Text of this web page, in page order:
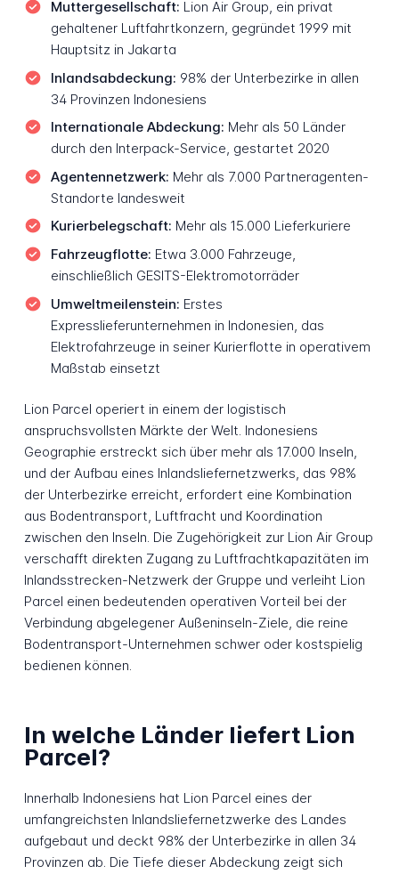
Muttergesellschaft: Lion Air Group, ein privat
gehaltener Luftfahrtkonzern, gegründet 1999 mit
Hauptsitz in Jakarta
Inlandsabdeckung: 98% der Unterbezirke in allen
34 Provinzen Indonesiens
Internationale Abdeckung: Mehr als 50 Länder
durch den Interpack-Service, gestartet 2020
Agentennetzwerk: Mehr als 7.000 Partneragenten-
Standorte landesweit
Kurierbelegschaft: Mehr als 15.000 Lieferkuriere
Fahrzeugflotte: Etwa 3.000 Fahrzeuge,
einschließlich GESITS-Elektromotorräder
Umweltmeilenstein: Erstes
Expresslieferunternehmen in Indonesien, das
Elektrofahrzeuge in seiner Kurierflotte in operativem
Maßstab einsetzt
Lion Parcel operiert in einem der logistisch
anspruchsvollsten Märkte der Welt. Indonesiens
Geographie erstreckt sich über mehr als 17.000 Inseln,
und der Aufbau eines Inlandsliefernetzwerks, das 98%
der Unterbezirke erreicht, erfordert eine Kombination
aus Bodentransport, Luftfracht und Koordination
zwischen den Inseln. Die Zugehörigkeit zur Lion Air Group
verschafft direkten Zugang zu Luftfrachtkapazitäten im
Inlandsstrecken-Netzwerk der Gruppe und verleiht Lion
Parcel einen bedeutenden operativen Vorteil bei der
Verbindung abgelegener Außeninseln-Ziele, die reine
Bodentransport-Unternehmen schwer oder kostspielig
bedienen können.
In welche Länder liefert Lion
Parcel?
Innerhalb Indonesiens hat Lion Parcel eines der
umfangreichsten Inlandsliefernetzwerke des Landes
aufgebaut und deckt 98% der Unterbezirke in allen 34
Provinzen ab. Die Tiefe dieser Abdeckung zeigt sich